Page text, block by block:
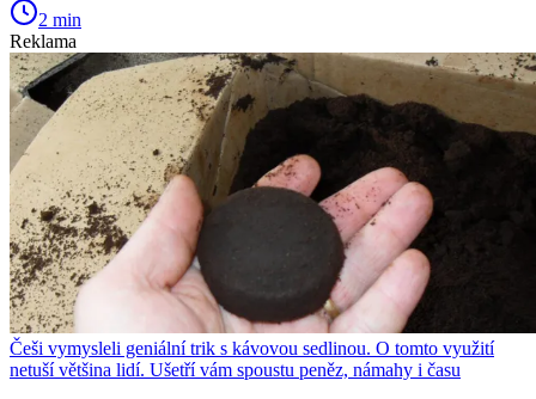
2 min
Reklama
Češi vymysleli geniální trik s kávovou sedlinou. O tomto využití
netuší většina lidí. Ušetří vám spoustu peněz, námahy i času